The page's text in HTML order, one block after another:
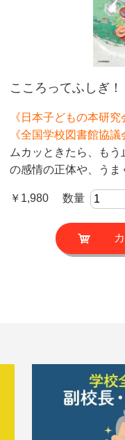
こころってふしぎ！
《日本子どもの本研究
《全国学校図書館協議
ムカッときたら、もう
の感情の正体や、うま
￥1,980 数量